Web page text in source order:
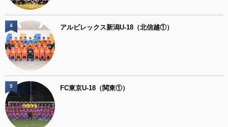
アルビレックス新潟U-18（北信越①）
4
FC東京U-18（関東①）
5